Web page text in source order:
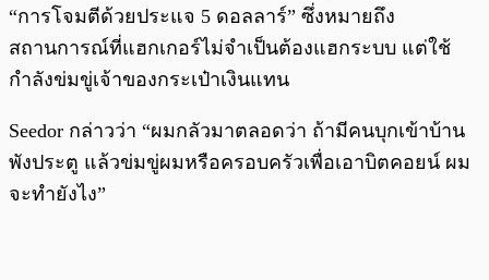
“การโจมตีด้วยประแจ 5 ดอลลาร์” ซึ่งหมายถึง
สถานการณ์ที่แฮกเกอร์ไม่จำเป็นต้องแฮกระบบ แต่ใช้
กำลังข่มขู่เจ้าของกระเป๋าเงินแทน
Seedor กล่าวว่า “ผมกลัวมาตลอดว่า ถ้ามีคนบุกเข้าบ้าน
พังประตู แล้วข่มขู่ผมหรือครอบครัวเพื่อเอาบิตคอยน์ ผม
จะทำยังไง”